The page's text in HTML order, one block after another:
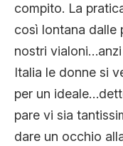
compito. La
così lontana dalle
nostri vialoni…anzi
Italia le donne si
per un
pare vi sia
dare un occhio